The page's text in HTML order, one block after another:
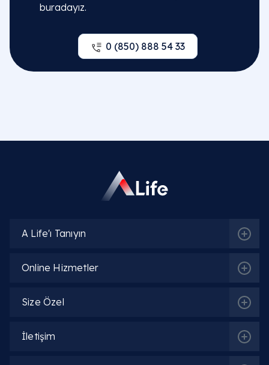
İç Hastalıkları (Dahiliye)
Enfeksiyon Hastalıkları | Klinik Mikrobiyoloji
İlgili Hekimler
Uzm. Dr. Sevtap Düzgünçınar
buradayız.
0 (850) 888 54 33
A Life'ı Tanıyın
Online Hizmetler
Size Özel
İletişim